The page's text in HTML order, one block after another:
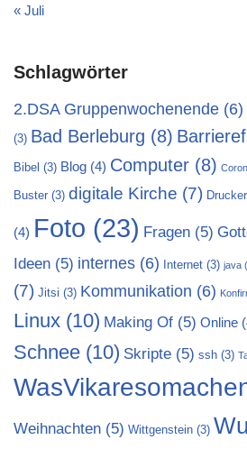
« Juli
Schlagwörter
2.DSA Gruppenwochenende (6)
(3) Bad Berleburg (8)
Bibel (3) Blog (4) Computer (8)
Buster (3) digitale Kirche (7) Drucker
(4) Foto (23) Fragen (5)
Ideen (5) internes (6) Internet (3) java
(7) Jitsi (3) Kommunikation (6)
Linux (10) Making Of (5) Online
Schnee (10) Skripte (5) ssh (3)
Weihnachten (5) Wittgenstein (3)